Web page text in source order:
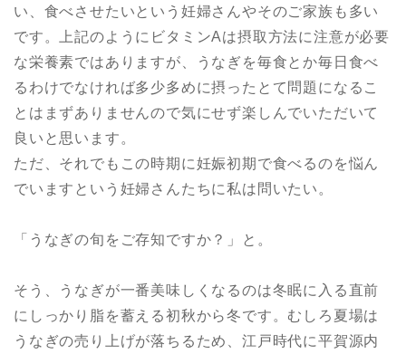
い、食べさせたいという妊婦さんやそのご家族も多い
です。上記のようにビタミンAは摂取方法に注意が必要
な栄養素ではありますが、うなぎを毎食とか毎日食べ
るわけでなければ多少多めに摂ったとて問題になるこ
とはまずありませんので気にせず楽しんでいただいて
良いと思います。
ただ、それでもこの時期に妊娠初期で食べるのを悩ん
でいますという妊婦さんたちに私は問いたい。
「うなぎの旬をご存知ですか？」と。
そう、うなぎが一番美味しくなるのは冬眠に入る直前
にしっかり脂を蓄える初秋から冬です。むしろ夏場は
うなぎの売り上げが落ちるため、江戸時代に平賀源内